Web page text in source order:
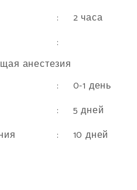
: 2 часа
:
анестезия
: 0-1 день
: 5 дней
: 10 дней